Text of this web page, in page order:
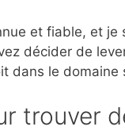
et fiable, et
décider de
dans le
trouver